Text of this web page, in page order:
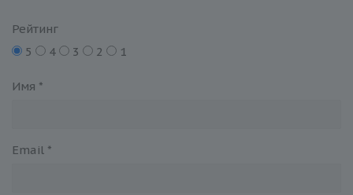
Рейтинг
5
4 3 2 1
Имя *
Email *